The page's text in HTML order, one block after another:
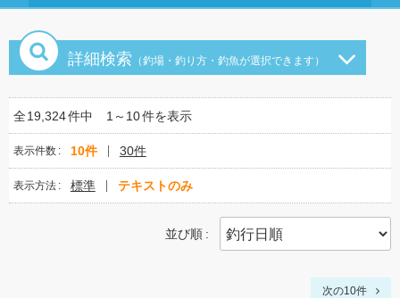
詳細検索 （釣場・釣り方・釣魚が選択できます）
全19,324件中 1～10件を表示
表示件数 10件 30件
表示方法 標準 テキストのみ
並び順
次の10件